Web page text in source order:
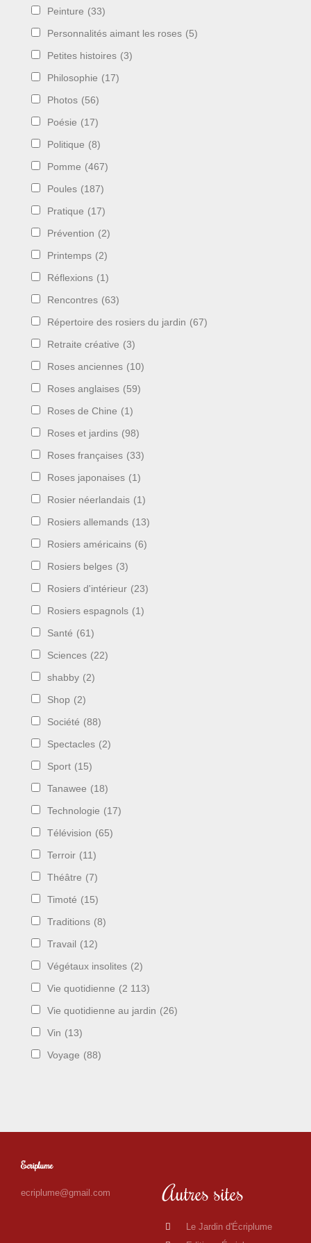
Peinture (33)
Personnalités aimant les roses (5)
Petites histoires (3)
Philosophie (17)
Photos (56)
Poésie (17)
Politique (8)
Pomme (467)
Poules (187)
Pratique (17)
Prévention (2)
Printemps (2)
Réflexions (1)
Rencontres (63)
Répertoire des rosiers du jardin (67)
Retraite créative (3)
Roses anciennes (10)
Roses anglaises (59)
Roses de Chine (1)
Roses et jardins (98)
Roses françaises (33)
Roses japonaises (1)
Rosier néerlandais (1)
Rosiers allemands (13)
Rosiers américains (6)
Rosiers belges (3)
Rosiers d'intérieur (23)
Rosiers espagnols (1)
Santé (61)
Sciences (22)
shabby (2)
Shop (2)
Société (88)
Spectacles (2)
Sport (15)
Tanawee (18)
Technologie (17)
Télévision (65)
Terroir (11)
Théâtre (7)
Timoté (15)
Traditions (8)
Travail (12)
Végétaux insolites (2)
Vie quotidienne (2 113)
Vie quotidienne au jardin (26)
Vin (13)
Voyage (88)
Ecriplume
ecriplume@gmail.com Autres sites
Le Jardin d'Écriplume